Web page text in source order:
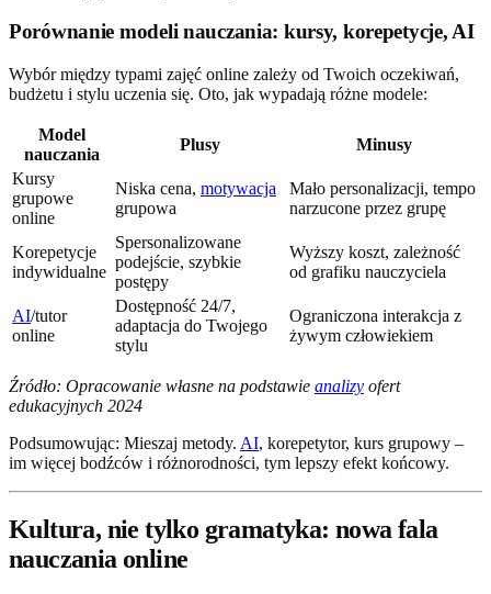
Porównanie modeli nauczania: kursy, korepetycje, AI
Wybór między typami zajęć online zależy od Twoich oczekiwań,
budżetu i stylu uczenia się. Oto, jak wypadają różne modele:
Model
nauczania
Plusy
Minusy
Kursy
grupowe
online
Niska cena, motywacja
grupowa
Mało personalizacji, tempo
narzucone przez grupę
Korepetycje
indywidualne
Spersonalizowane
podejście, szybkie
postępy
Wyższy koszt, zależność
od grafiku nauczyciela
AI/tutor
online
Dostępność 24/7,
adaptacja do Twojego
stylu
Ograniczona interakcja z
żywym człowiekiem
Źródło: Opracowanie własne na podstawie analizy ofert
edukacyjnych 2024
Podsumowując: Mieszaj metody. AI, korepetytor, kurs grupowy –
im więcej bodźców i różnorodności, tym lepszy efekt końcowy.
Kultura, nie tylko gramatyka: nowa fala
nauczania online